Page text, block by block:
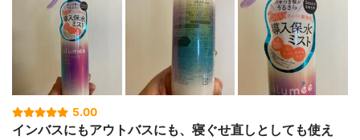
5.00
インバスにもアウトバスにも、寝ぐせ直しとしても使え